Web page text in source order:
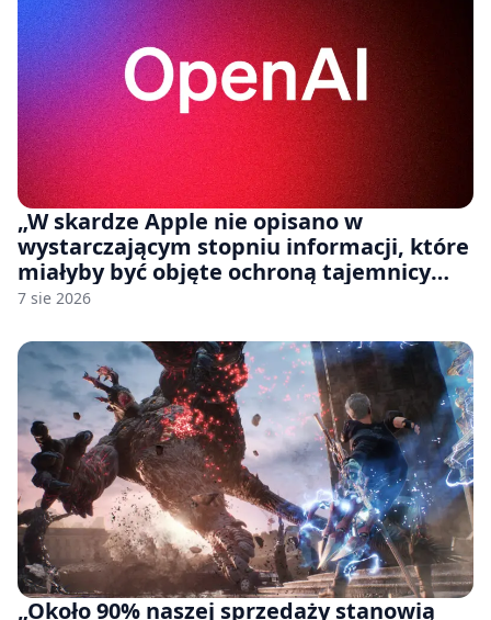
„W skardze Apple nie opisano w
wystarczającym stopniu informacji, które
miałyby być objęte ochroną tajemnicy
handlowej”. OpenAI żąda odrzucenia
7 sie 2026
„Około 90% naszej sprzedaży stanowią